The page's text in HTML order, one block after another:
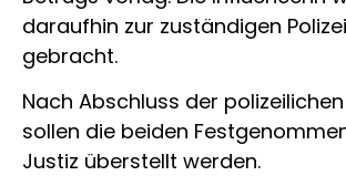
daraufhin zur zuständigen
gebracht.
Nach Abschluss der
sollen die beiden
Justiz überstellt werden.